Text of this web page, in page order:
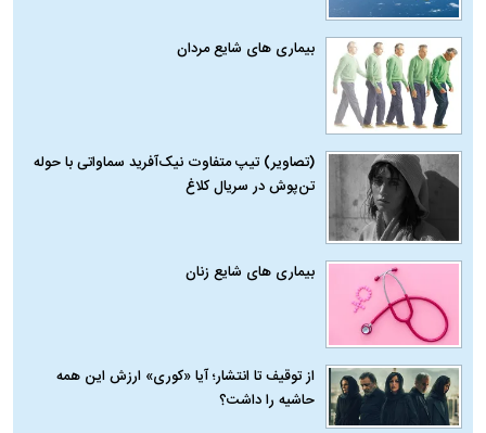
بیماری‌ های شایع مردان
(تصاویر) تیپ متفاوت نیک‌آفرید سماواتی با حوله
تن‌پوش در سریال کلاغ
بیماری‌ های شایع زنان
از توقیف تا انتشار؛ آیا «کوری» ارزش این همه
حاشیه را داشت؟